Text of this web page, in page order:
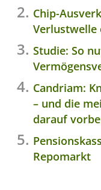
Chip-
Verlustwelle
Studie: So
Candriam:
– und die
darauf
Repomarkt